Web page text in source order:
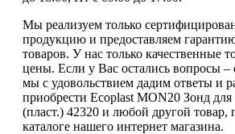
Мы реализуем только
продукцию и предоставляем
товаров. У нас только качественные
цены. Если у Вас остались вопросы –
мы с удовольствием дадим ответы и
приобрести Ecoplast MON20 Зонд
(пласт.) 42320 и любой другой товар,
каталоге нашего интернет магазина.